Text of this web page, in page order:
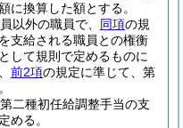
に換算した額とする。
以外の職員で、 同項の規
支給される職員との権衡
して規則で定めるものに
前2項の規定に準じて、第
二種初任給調整手当の支
める。